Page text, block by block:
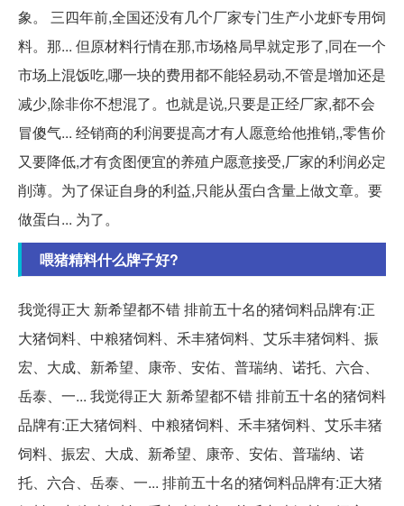
象。 三四年前,全国还没有几个厂家专门生产小龙虾专用饲
料。那... 但原材料行情在那,市场格局早就定形了,同在一个
市场上混饭吃,哪一块的费用都不能轻易动,不管是增加还是
减少,除非你不想混了。也就是说,只要是正经厂家,都不会
冒傻气... 经销商的利润要提高才有人愿意给他推销,,零售价
又要降低,才有贪图便宜的养殖户愿意接受,厂家的利润必定
削薄。为了保证自身的利益,只能从蛋白含量上做文章。要
做蛋白... 为了。
喂猪精料什么牌子好?
我觉得正大 新希望都不错 排前五十名的猪饲料品牌有:正
大猪饲料、中粮猪饲料、禾丰猪饲料、艾乐丰猪饲料、振
宏、大成、新希望、康帝、安佑、普瑞纳、诺托、六合、
岳泰、一... 我觉得正大 新希望都不错 排前五十名的猪饲料
品牌有:正大猪饲料、中粮猪饲料、禾丰猪饲料、艾乐丰猪
饲料、振宏、大成、新希望、康帝、安佑、普瑞纳、诺
托、六合、岳泰、一... 排前五十名的猪饲料品牌有:正大猪